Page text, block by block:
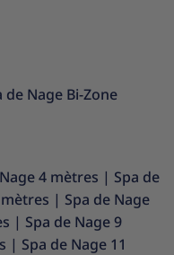
de Nage Bi-Zone
4 mètres | Spa de
| Spa de Nage
| Spa de Nage 9
| Spa de Nage 11